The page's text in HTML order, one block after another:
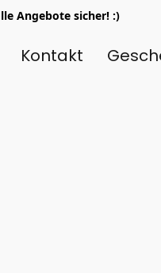
Angebote sicher! :)
Kontakt